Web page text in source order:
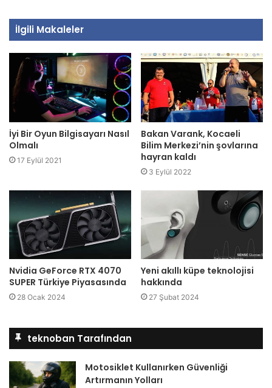
İlgili Makaleler
İyi Bir Oyun Bilgisayarı Nasıl
Olmalı
17 Eylül 2021
Bakan Varank, Kocaeli
Bilim Merkezi’nin şovlarına
hayran kaldı
3 Eylül 2022
Nvidia GeForce RTX 4070
SUPER Türkiye Piyasasında
28 Ocak 2024
Yeni akıllı küpe teknolojisi
hakkında
27 Şubat 2024
teknoban Tarafından
Motosiklet Kullanırken Güvenliği
Artırmanın Yolları